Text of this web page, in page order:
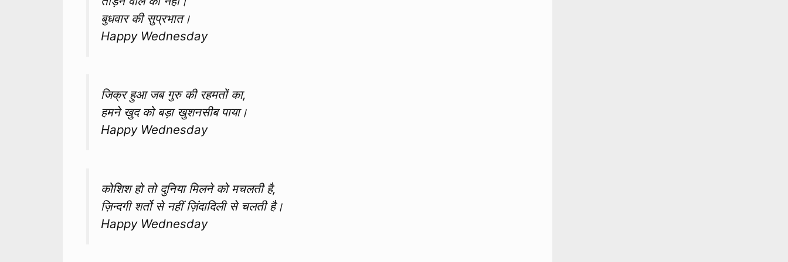
बुधवार की सुप्रभात।
Happy Wednesday
जिक्र हुआ जब गुरु की रहमतों का,
हमने खुद को बड़ा खुशनसीब पाया।
Happy Wednesday
कोशिश हो तो दुनिया मिलने को मचलती है,
ज़िन्दगी शर्तो से नहीं ज़िंदादिली से चलती है।
Happy Wednesday